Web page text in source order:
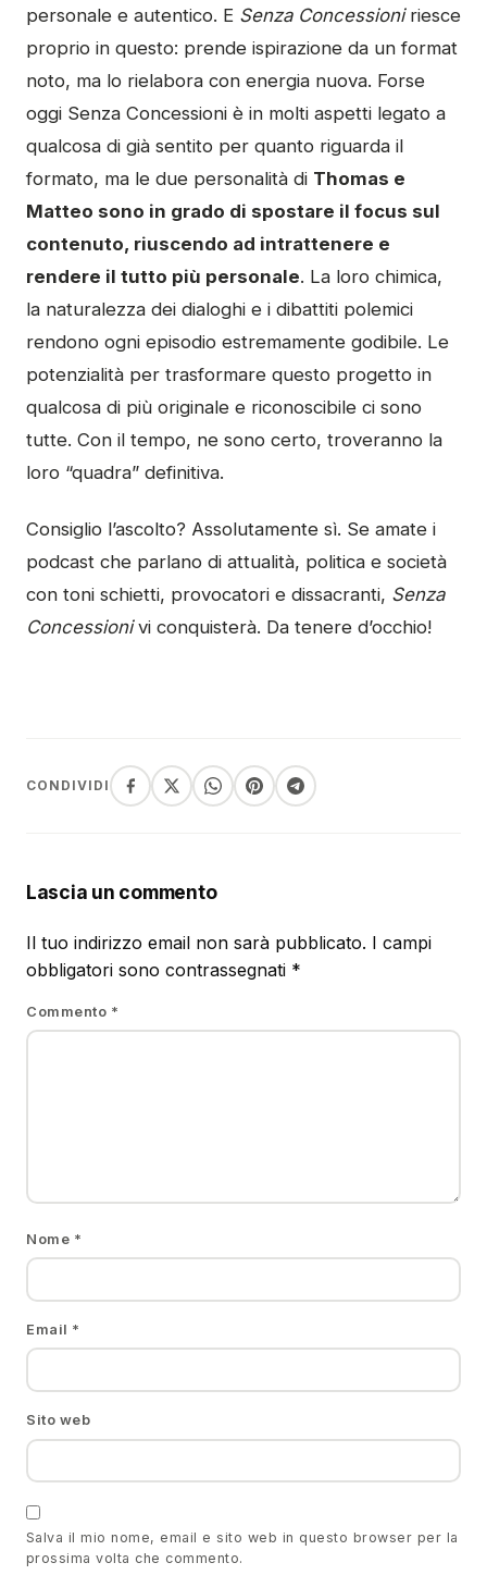
personale e autentico. E Senza Concessioniriesce
proprio in questo: prende ispirazione da un format
noto, ma lo rielabora con energia nuova. Forse
oggi Senza Concessioni è in molti aspetti legato a
qualcosa di già sentito per quanto riguarda il
formato, ma le due personalità di Thomas e
Matteo sono in grado di spostare il focus sul
contenuto, riuscendo ad intrattenere e
rendere il tutto più personale. La loro chimica,
la naturalezza dei dialoghi e i dibattiti polemici
rendono ogni episodio estremamente godibile. Le
potenzialità per trasformare questo progetto in
qualcosa di più originale e riconoscibile ci sono
tutte. Con il tempo, ne sono certo, troveranno la
loro “quadra” definitiva.
Consiglio l’ascolto? Assolutamente sì. Se amate i
podcast che parlano di attualità, politica e società
con toni schietti, provocatori e dissacranti, Senza
Concessionivi conquisterà. Da tenere d’occhio!
CONDIVIDI
Lascia un commento
Il tuo indirizzo email non sarà pubblicato. I campi
obbligatori sono contrassegnati *
Commento *
Nome *
Email *
Sito web
Salva il mio nome, email e sito web in questo browser per la
prossima volta che commento.